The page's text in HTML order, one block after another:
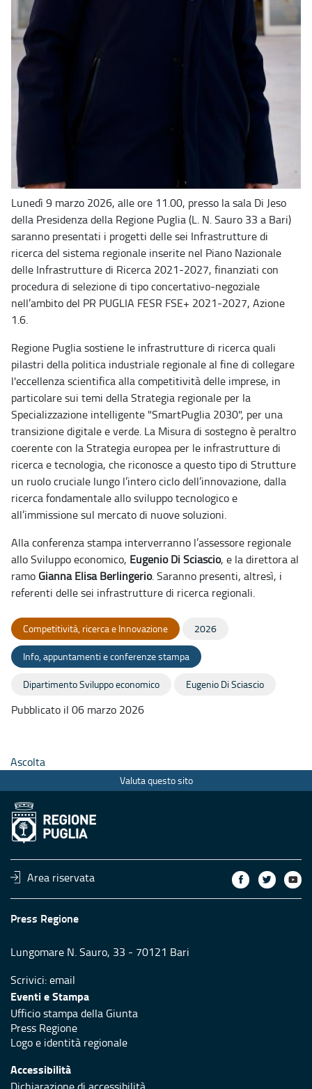
Lunedì 9 marzo 2026, alle ore 11.00, presso la sala Di Jeso
della Presidenza della Regione Puglia (L. N. Sauro 33 a Bari)
saranno presentati i progetti delle sei Infrastrutture di
ricerca del sistema regionale inserite nel Piano Nazionale
delle Infrastrutture di Ricerca 2021-2027, finanziati con
procedura di selezione di tipo concertativo-negoziale
nell’ambito del PR PUGLIA FESR FSE+ 2021-2027, Azione
1.6.
Regione Puglia sostiene le infrastrutture di ricerca quali
pilastri della politica industriale regionale al fine di collegare
l'eccellenza scientifica alla competitività delle imprese, in
particolare sui temi della Strategia regionale per la
Specializzazione intelligente "SmartPuglia 2030", per una
transizione digitale e verde. La Misura di sostegno è peraltro
coerente con la Strategia europea per le infrastrutture di
ricerca e tecnologia, che riconosce a questo tipo di Strutture
un ruolo cruciale lungo l’intero ciclo dell’innovazione, dalla
ricerca fondamentale allo sviluppo tecnologico e
all’immissione sul mercato di nuove soluzioni.
Alla conferenza stampa interverranno l’assessore regionale
allo Sviluppo economico, Eugenio Di Sciascio, e la direttora al
ramo Gianna Elisa Berlingerio. Saranno presenti, altresì, i
referenti delle sei infrastrutture di ricerca regionali.
Competitività, ricerca e Innovazione 2026
Info, appuntamenti e conferenze stampa
Dipartimento Sviluppo economico Eugenio Di Sciascio
Pubblicato il 06 marzo 2026
Ascolta
Valuta questo sito
Area riservata
Press Regione
Lungomare N. Sauro, 33 - 70121 Bari
Scrivici:email
Eventi e Stampa
Ufficio stampa della Giunta
Press Regione
Logo e identità regionale
Accessibilità